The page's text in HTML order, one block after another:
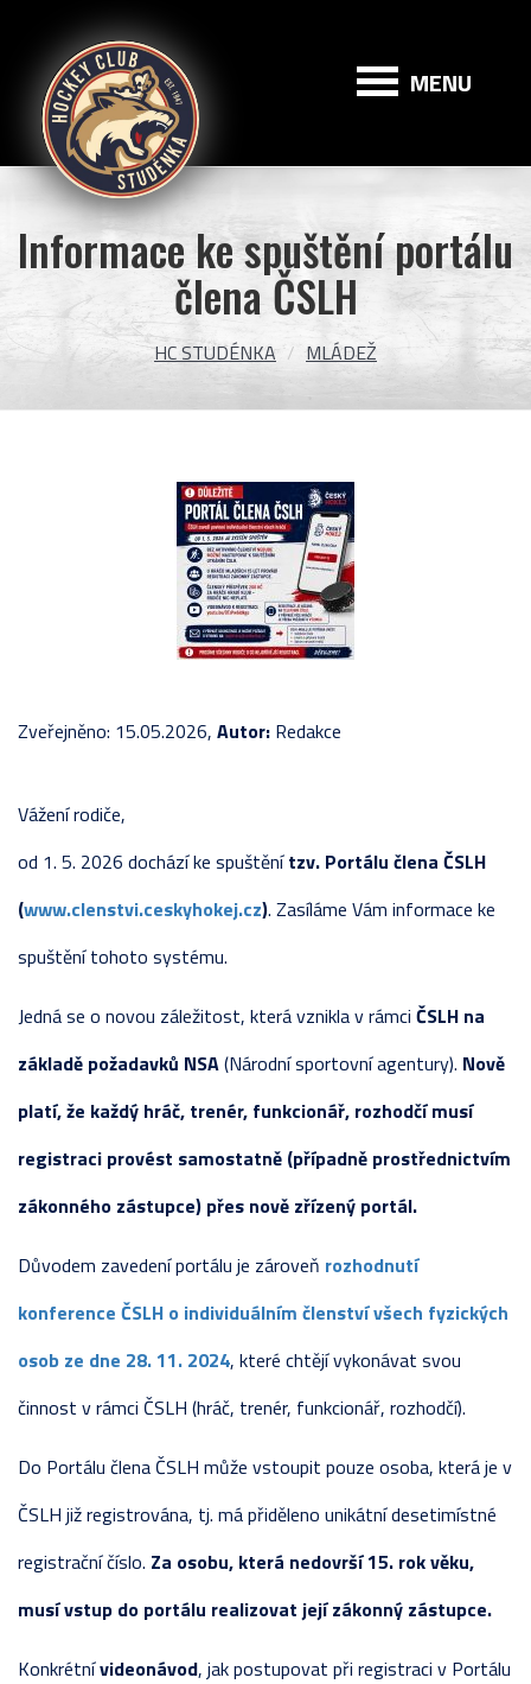
Studénka
MENU
Informace ke spuštění portálu
člena ČSLH
HC STUDÉNKA MLÁDEŽ
Zveřejněno: 15.05.2026, Autor: Redakce
Vážení rodiče,
od 1. 5. 2026 dochází ke spuštěnítzv. Portálu člena ČSLH
(www.clenstvi.ceskyhokej.cz). Zasíláme Vám informace ke
spuštění tohoto systému.
Jedná se o novou záležitost, která vznikla v rámci ČSLH na
základě požadavků NSA(Národní sportovní agentury). Nově
platí, že každý hráč, trenér, funkcionář, rozhodčí musí
registraci provést samostatně (případně prostřednictvím
zákonného zástupce) přes nově zřízený portál.
Důvodem zavedení portálu je zároveň rozhodnutí
konference ČSLH o individuálním členství všech fyzických
osob ze dne 28. 11. 2024, které chtějí vykonávat svou
činnost v rámci ČSLH (hráč, trenér, funkcionář, rozhodčí).
Do Portálu člena ČSLH může vstoupit pouze osoba, která je v
ČSLH již registrována, tj. má přiděleno unikátní desetimístné
registrační číslo. Za osobu, která nedovrší 15. rok věku,
musí vstup do portálu realizovat její zákonný zástupce.
Konkrétnívideonávod, jak postupovat při registraci v Portálu